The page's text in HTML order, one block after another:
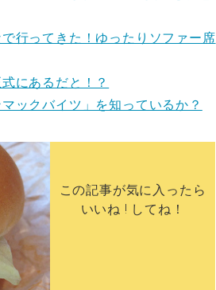
行ってきた！ゆったりソファー席
にあるだと！？
ックバイツ」を知っているか？
この記事が気に入ったら
いいね ! してね！